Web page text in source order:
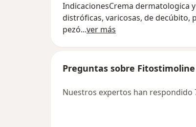
IndicacionesCrema dermatologica
distróficas, varicosas, de decúbito,
pezó...ver más
Preguntas sobre Fitostimoline
Nuestros expertos han